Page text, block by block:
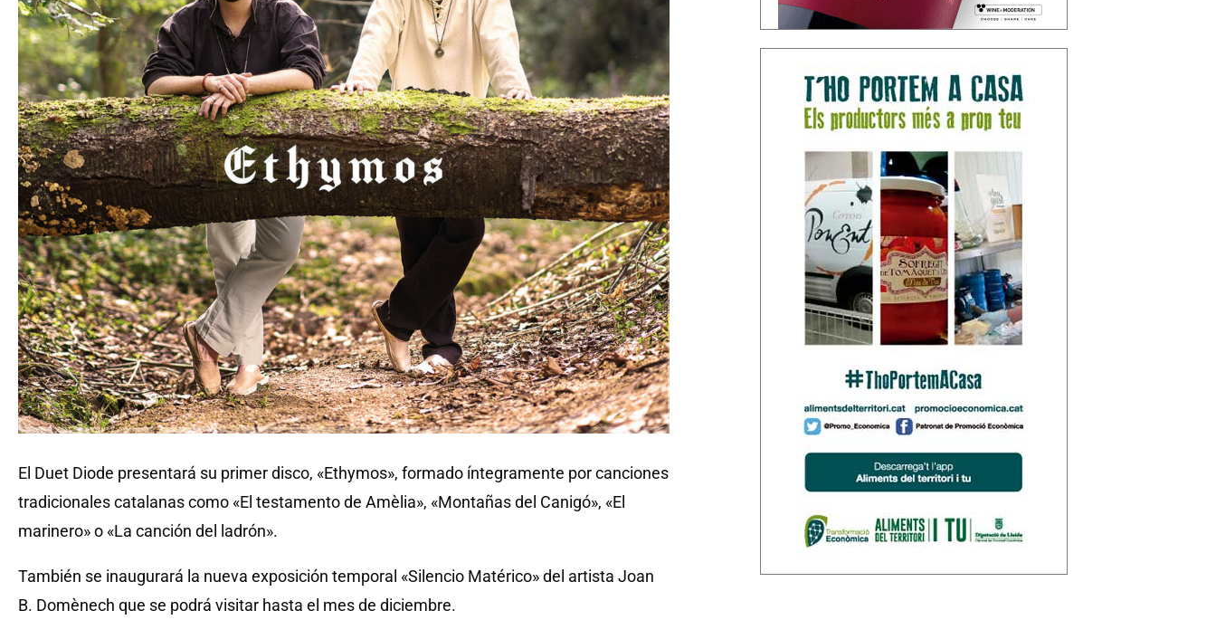
El Duet Diode presentará su primer disco, «Ethymos», formado íntegramente por canciones
tradicionales catalanas como «El testamento de Amèlia», «Montañas del Canigó», «El
marinero» o «La canción del ladrón».
También se inaugurará la nueva exposición temporal «Silencio Matérico» del artista Joan
B. Domènech que se podrá visitar hasta el mes de diciembre.